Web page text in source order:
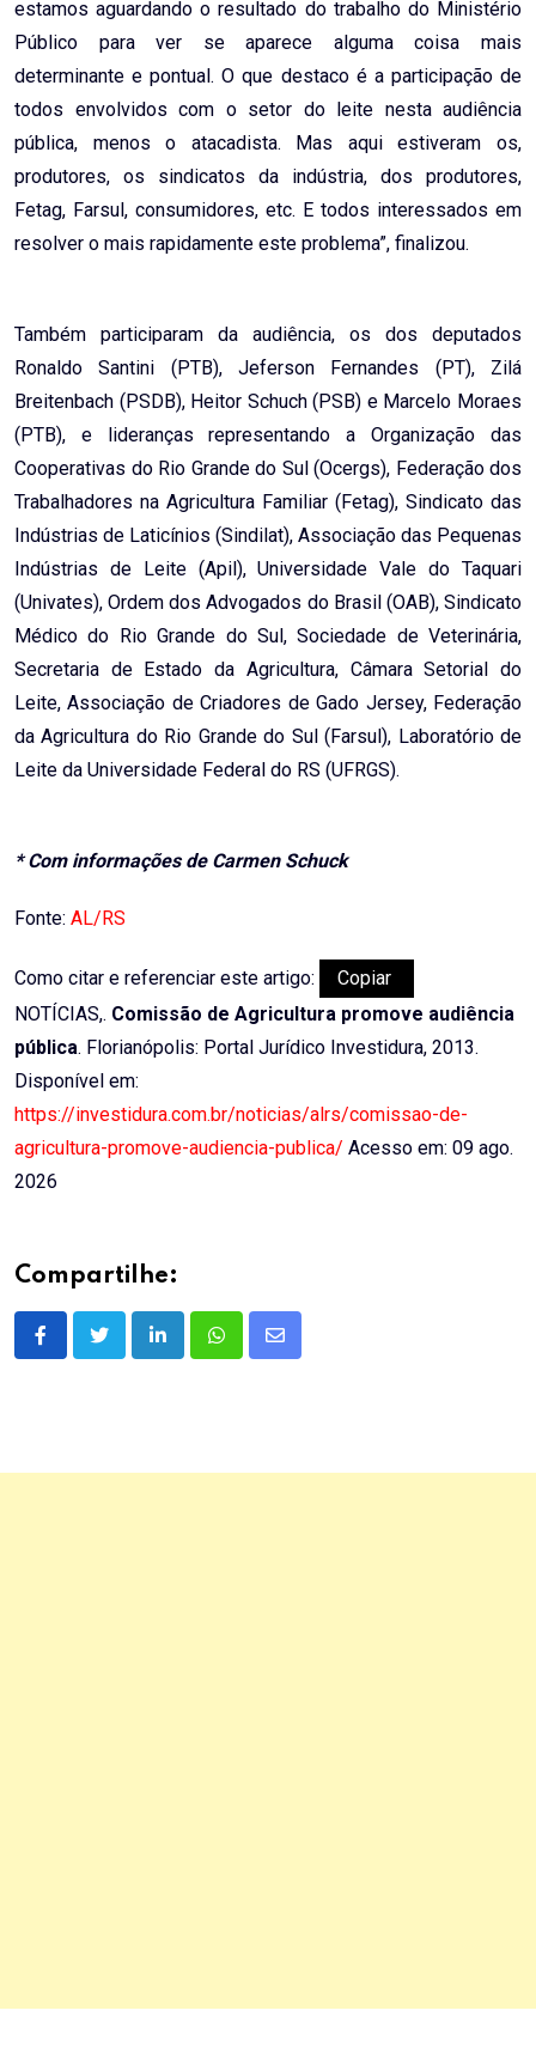
estamos aguardando o resultado do trabalho do Ministério
Público para ver se aparece alguma coisa mais
determinante e pontual. O que destaco é a participação de
todos envolvidos com o setor do leite nesta audiência
pública, menos o atacadista. Mas aqui estiveram os,
produtores, os sindicatos da indústria, dos produtores,
Fetag, Farsul, consumidores, etc. E todos interessados em
resolver o mais rapidamente este problema”, finalizou.
Também participaram da audiência, os dos deputados
Ronaldo Santini (PTB), Jeferson Fernandes (PT), Zilá
Breitenbach (PSDB), Heitor Schuch (PSB) e Marcelo Moraes
(PTB), e lideranças representando a Organização das
Cooperativas do Rio Grande do Sul (Ocergs), Federação dos
Trabalhadores na Agricultura Familiar (Fetag), Sindicato das
Indústrias de Laticínios (Sindilat), Associação das Pequenas
Indústrias de Leite (Apil), Universidade Vale do Taquari
(Univates), Ordem dos Advogados do Brasil (OAB), Sindicato
Médico do Rio Grande do Sul, Sociedade de Veterinária,
Secretaria de Estado da Agricultura, Câmara Setorial do
Leite, Associação de Criadores de Gado Jersey, Federação
da Agricultura do Rio Grande do Sul (Farsul), Laboratório de
Leite da Universidade Federal do RS (UFRGS).
* Com informações de Carmen Schuck
Fonte: AL/RS
Como citar e referenciar este artigo:
Copiar
NOTÍCIAS,. Comissão de Agricultura promove audiência
pública. Florianópolis: Portal Jurídico Investidura, 2013.
Disponível em:
https://investidura.com.br/noticias/alrs/comissao-de-
agricultura-promove-audiencia-publica/ Acesso em: 09 ago.
2026
Compartilhe:
LinkedInWhatsappShare